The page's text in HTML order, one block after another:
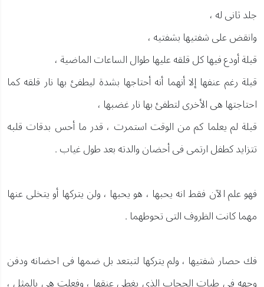
جلد ثانى له ،
وانقض على شفتيها بشفتيه ،
قبلة أودع فيها كل قلقه عليها طوال الساعات الماضية ،
قبلة رغم عنفها إلا أنهما أنه أحتاجها بشدة ليطفئ بها نار قلقه كما
احتاجتها هى الأخرى لتطفئ بها نار غضبها ،
قبلة لم يعلما كم من الوقت استمرت ، قدر ما أحس بدقات قلبه
تتزايد كطفل ارتمى فى أحضان والدته بعد طول غياب .
فهو علم الآن فقط انه يحبها ، هو يحبها ، ولن يتركها أو يتخلى عنها
مهما كانت الظروف التى تحوطهما .
فك حصار شفتيها ، ولم يتركها لتبتعد بل ضمها فى احضانه ودفن